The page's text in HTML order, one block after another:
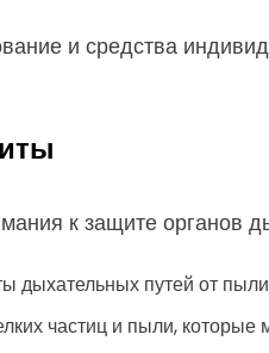
и средства
к защите органов
дыхательных путей от
частиц и пыли, которые